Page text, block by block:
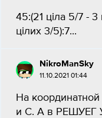
45:(21 ціла 5/7 - 3
цілих 3/5):7...
NikroManSky
11.10.2021 01:44
На
и C. А в РЕШУЕГ